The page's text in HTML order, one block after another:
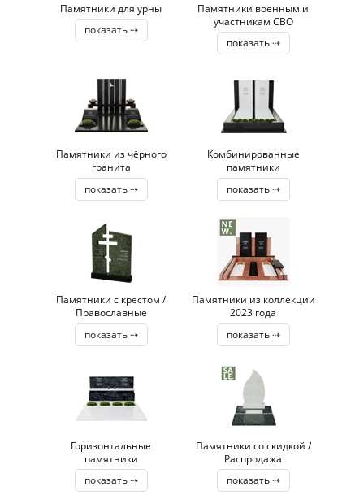
Памятники для урны
показать ⇢
Памятники военным и
участникам СВО
показать ⇢
Памятники из чёрного
гранита
показать ⇢
Комбинированные
памятники
показать ⇢
Памятники с крестом /
Православные
показать ⇢
Памятники из коллекции
2023 года
показать ⇢
Горизонтальные
памятники
показать ⇢
Памятники со скидкой /
Распродажа
показать ⇢